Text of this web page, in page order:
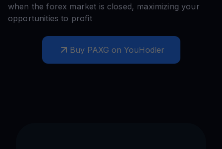
when the forex market is closed, maximizing your
opportunities to profit
Buy PAXG on YouHodler